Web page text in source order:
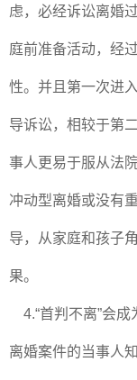
虑，必经诉讼离婚
庭前准备活动，经
性。并且第一次进
导诉讼，相较于第
事人更易于服从法
冲动型离婚或没有
导，从家庭和孩子
果。
4.“首判不离”会成
离婚案件的当事人